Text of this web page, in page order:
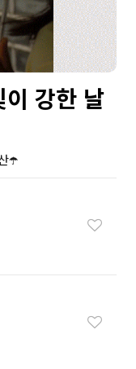
이 강한 날
☂️